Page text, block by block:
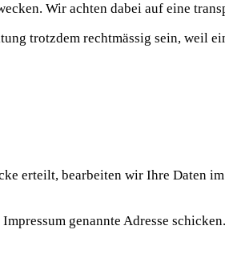
Wir achten dabei auf eine
trotzdem rechtmässig sein, weil
erteilt, bearbeiten wir Ihre Daten
genannte Adresse